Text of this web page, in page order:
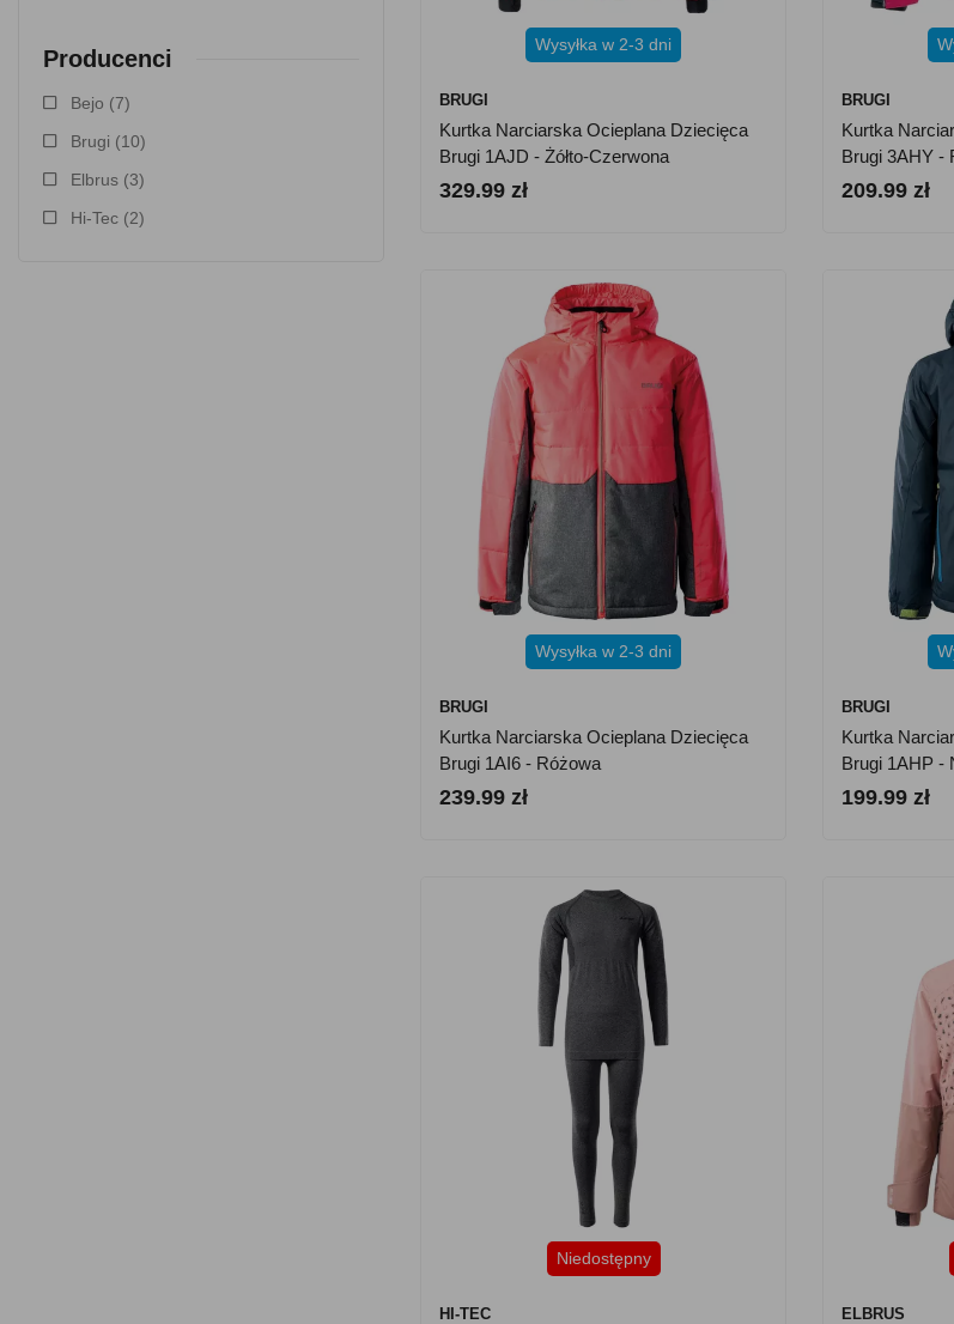
Producenci
Bejo (7)
Brugi (10)
Elbrus (3)
Hi-Tec (2)
Wysyłka w 2-3 dni
BRUGI
Kurtka Narciarska Ocieplana Dziecięca
Brugi 1AJD - Żółto-Czerwona
329.99 zł
BRUGI
Kurtka
Brugi 3AHY -
209.99 zł
Wysyłka w 2-3 dni
BRUGI
Kurtka Narciarska Ocieplana Dziecięca
Brugi 1AI6 - Różowa
239.99 zł
BRUGI
Kurtka
Brugi 1AHP -
199.99 zł
Niedostępny
HI-TEC ELBRUS